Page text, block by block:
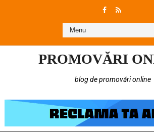
PROMOVĂRI
blog de promovări online